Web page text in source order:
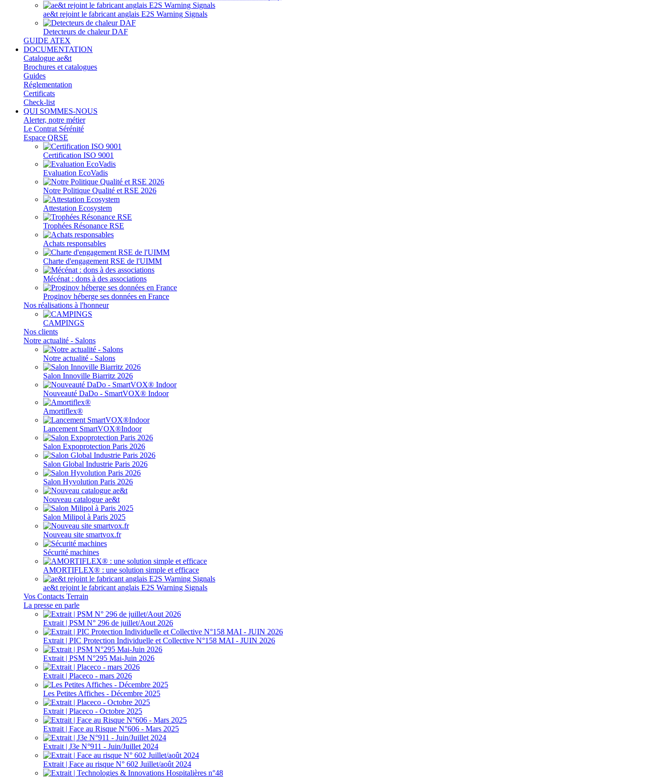
ae&t rejoint le fabricant anglais E2S Warning Signals
Detecteurs de chaleur DAF
GUIDE ATEX
DOCUMENTATION
Catalogue ae&t
Brochures et catalogues
Guides
Réglementation
Certificats
Check-list
QUI SOMMES-NOUS
Alerter, notre métier
Le Contrat Sérénité
Espace QRSE
Certification ISO 9001
Evaluation EcoVadis
Notre Politique Qualité et RSE 2026
Attestation Ecosystem
Trophées Résonance RSE
Achats responsables
Charte d'engagement RSE de l'UIMM
Mécénat : dons à des associations
Proginov héberge ses données en France
Nos réalisations à l'honneur
CAMPINGS
Nos clients
Notre actualité - Salons
Notre actualité - Salons
Salon Innoville Biarritz 2026
Nouveauté DaDo - SmartVOX® Indoor
Amortiflex®
Lancement SmartVOX®Indoor
Salon Expoprotection Paris 2026
Salon Global Industrie Paris 2026
Salon Hyvolution Paris 2026
Nouveau catalogue ae&t
Salon Milipol à Paris 2025
Nouveau site smartvox.fr
Sécurité machines
AMORTIFLEX® : une solution simple et efficace
ae&t rejoint le fabricant anglais E2S Warning Signals
Vos Contacts Terrain
La presse en parle
Extrait | PSM N° 296 de juillet/Aout 2026
Extrait | PIC Protection Individuelle et Collective N°158 MAI - JUIN 2026
Extrait | PSM N°295 Mai-Juin 2026
Extrait | Placeco - mars 2026
Les Petites Affiches - Décembre 2025
Extrait | Placeco - Octobre 2025
Extrait | Face au Risque N°606 - Mars 2025
Extrait | J3e N°911 - Juin/Juillet 2024
Extrait | Face au risque N° 602 Juillet/août 2024